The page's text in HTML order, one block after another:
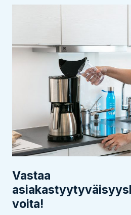
Vastaa
voita!